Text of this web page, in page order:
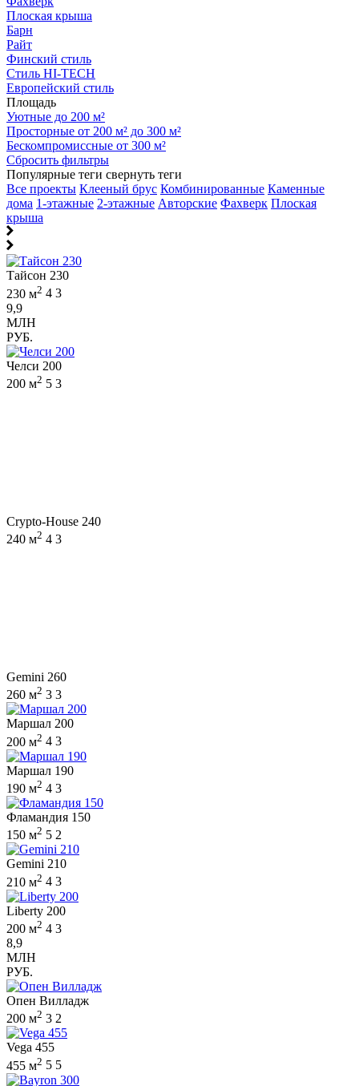
Плоская крыша
Барн
Райт
Финский стиль
Стиль HI-TECH
Европейский стиль
Площадь
Уютные до 200 м²
Просторные от 200 м² до 300 м²
Бескомпромиссные от 300 м²
Сбросить фильтры
Популярные теги свернуть теги
Все проекты Клееный брус Комбинированные Каменные
дома 1-этажные 2-этажные Авторские Фахверк Плоская
крыша
Тайсон 230
230 м2 4 3
9,9
МЛН
РУБ.
Челси 200
200 м2 5 3
Crypto-House 240
240 м2 4 3
Gemini 260
260 м2 3 3
Маршал 200
200 м2 4 3
Маршал 190
190 м2 4 3
Фламандия 150
150 м2 5 2
Gemini 210
210 м2 4 3
Liberty 200
200 м2 4 3
8,9
МЛН
РУБ.
Опен Вилладж
200 м2 3 2
Vega 455
455 м2 5 5